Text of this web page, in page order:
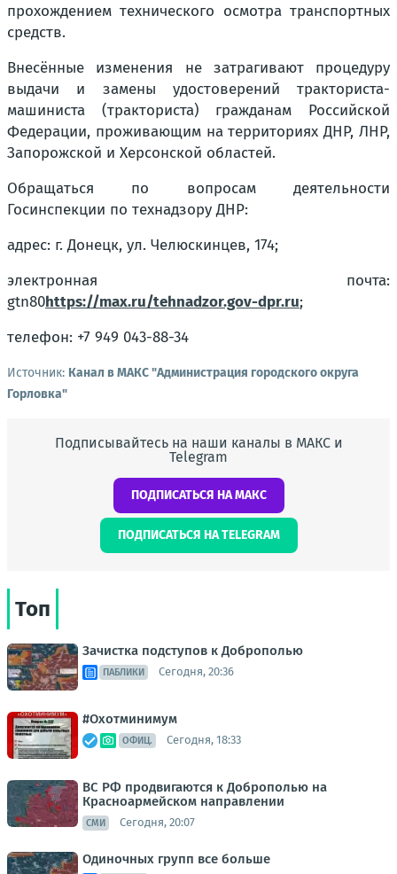
прохождением технического осмотра транспортных
средств.
Внесённые изменения не затрагивают процедуру
выдачи и замены удостоверений тракториста-
машиниста (тракториста) гражданам Российской
Федерации, проживающим на территориях ДНР, ЛНР,
Запорожской и Херсонской областей.
Обращаться по вопросам деятельности
Госинспекции по технадзору ДНР:
адрес: г. Донецк, ул. Челюскинцев, 174;
электронная почта:
gtn80https://max.ru/tehnadzor.gov-dpr.ru;
телефон: +7 949 043-88-34
Источник: Канал в МАКС "Администрация городского округа
Горловка"
Подписывайтесь на наши каналы в МАКС и
Telegram
ПОДПИСАТЬСЯ НА МАКС
ПОДПИСАТЬСЯ НА TELEGRAM
Топ
Зачистка подступов к Доброполью
ПАБЛИКИ Сегодня, 20:36
#Охотминимум
ОФИЦ. Сегодня, 18:33
ВС РФ продвигаются к Доброполью на
Красноармейском направлении
СМИ Сегодня, 20:07
Одиночных групп все больше